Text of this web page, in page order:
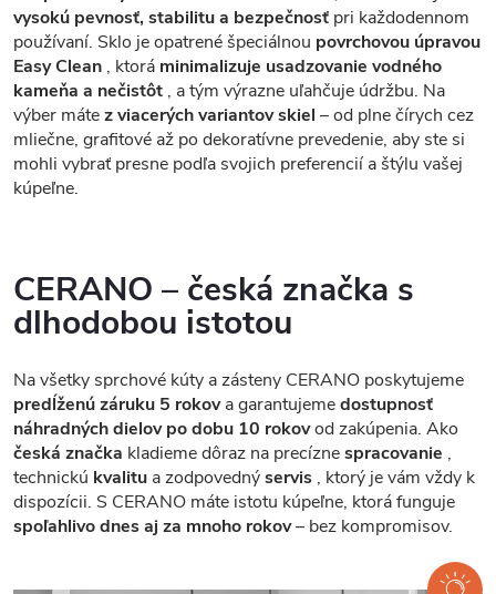
vysokú pevnosť, stabilitu a bezpečnosť pri každodennom
používaní. Sklo je opatrené špeciálnou povrchovou úpravou
Easy Clean , ktorá minimalizuje usadzovanie vodného
kameňa a nečistôt , a tým výrazne uľahčuje údržbu. Na
výber mátez viacerých variantov skiel – od plne čírych cez
mliečne, grafitové až po dekoratívne prevedenie, aby ste si
mohli vybrať presne podľa svojich preferencií a štýlu vašej
kúpeľne.
CERANO – česká značka s
dlhodobou istotou
Na všetky sprchové kúty a zásteny CERANO poskytujeme
predĺženú záruku 5 rokova garantujemedostupnosť
náhradných dielov po dobu 10 rokovod zakúpenia. Ako
česká značka kladieme dôraz na precíznespracovanie ,
technickú kvalitu a zodpovednýservis , ktorý je vám vždy k
dispozícii. S CERANO máte istotu kúpeľne, ktorá funguje
spoľahlivo dnes aj za mnoho rokov– bez kompromisov.